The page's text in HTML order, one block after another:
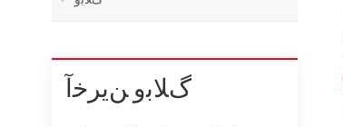
ﮒﻼ ﺑﻭ ﻦﯾﺮﺧﺁ